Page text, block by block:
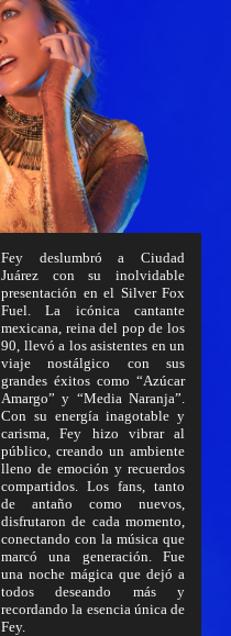
Fey deslumbró a Ciudad
Juárez con su inolvidable
presentación en el Silver Fox
Fuel. La icónica cantante
mexicana, reina del pop de los
90, llevó a los asistentes en un
viaje nostálgico con sus
grandes éxitos como “Azúcar
Amargo” y “Media Naranja”.
Con su energía inagotable y
carisma, Fey hizo vibrar al
público, creando un ambiente
lleno de emoción y recuerdos
compartidos. Los fans, tanto
de antaño como nuevos,
disfrutaron de cada momento,
conectando con la música que
marcó una generación. Fue
una noche mágica que dejó a
todos deseando más y
recordando la esencia única de
Fey.